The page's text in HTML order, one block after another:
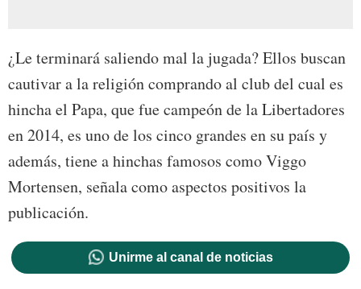
¿Le terminará saliendo mal la jugada? Ellos buscan
cautivar a la religión comprando al club del cual es
hincha el Papa, que fue campeón de la Libertadores
en 2014, es uno de los cinco grandes en su país y
además, tiene a hinchas famosos como Viggo
Mortensen, señala como aspectos positivos la
publicación.
Unirme al canal de noticias